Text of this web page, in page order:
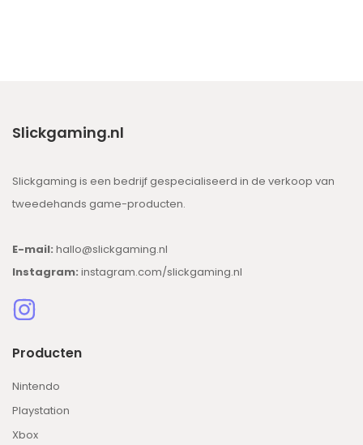
Slickgaming.nl
Slickgaming is een bedrijf gespecialiseerd in de verkoop van
tweedehands game-producten.
E-mail: hallo@slickgaming.nl
Instagram: instagram.com/slickgaming.nl
Producten
Nintendo
Playstation
Xbox